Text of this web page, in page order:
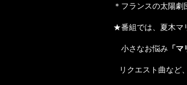
＊フランスの太陽
★番組では、夏木マ
小さなお悩み 「
リクエスト曲など